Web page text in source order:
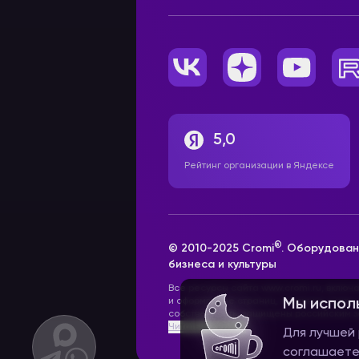
Мы
Для лучшей
5,0
Рейтинг организации в Яндексе
© 2010-2025 Cromi®.
бизнеса и культуры
Все ресурсы сайта www.cromi.ru,
и оформление страниц, товарные
собственность, защищены российским
Читать далее >>